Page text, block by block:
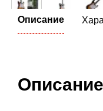
Описание
Описание